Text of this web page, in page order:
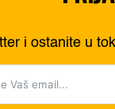
i ostanite u